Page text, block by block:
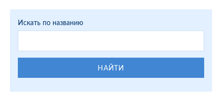
Искать по названию
НАЙТИ